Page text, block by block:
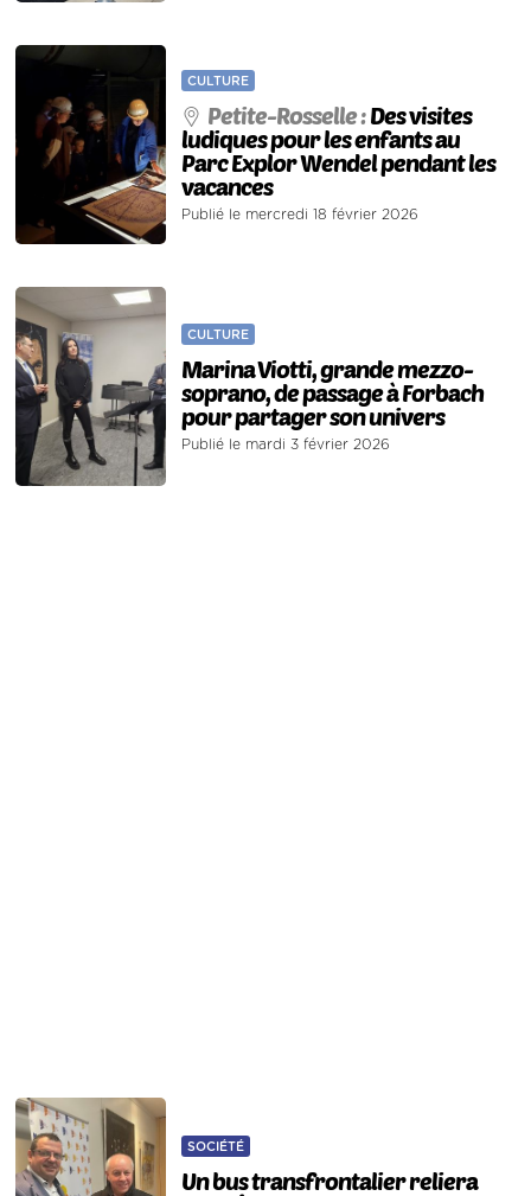
CULTURE
Petite-Rosselle :Des visites
ludiques pour les enfants au
Parc Explor Wendel pendant les
vacances
Publié le mercredi 18 février 2026
CULTURE
Marina Viotti, grande mezzo-
soprano, de passage à Forbach
pour partager son univers
Publié le mardi 3 février 2026
SOCIÉTÉ
Un bus transfrontalier reliera